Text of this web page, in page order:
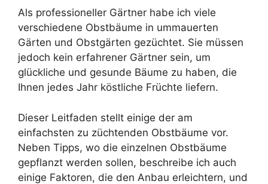
Als professioneller Gärtner habe ich viele
verschiedene Obstbäume in ummauerten
Gärten und Obstgärten gezüchtet. Sie müssen
jedoch kein erfahrener Gärtner sein, um
glückliche und gesunde Bäume zu haben, die
Ihnen jedes Jahr köstliche Früchte liefern.
Dieser Leitfaden stellt einige der am
einfachsten zu züchtenden Obstbäume vor.
Neben Tipps, wo die einzelnen Obstbäume
gepflanzt werden sollen, beschreibe ich auch
einige Faktoren, die den Anbau erleichtern, und